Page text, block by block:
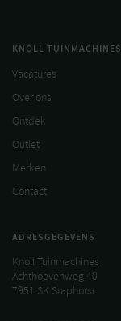
KNOLL TUINMACHINES
Vacatures
Over ons
Ontdek
Outlet
Merken
Contact
ADRESGEGEVENS
Knoll Tuinmachines
Achthoevenweg 40
7951 SK Staphorst